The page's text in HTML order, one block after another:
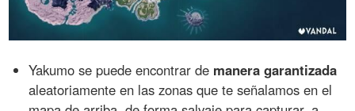
Yakumo se puede encontrar de manera garantizada
aleatoriamente en las zonas que te señalamos en el